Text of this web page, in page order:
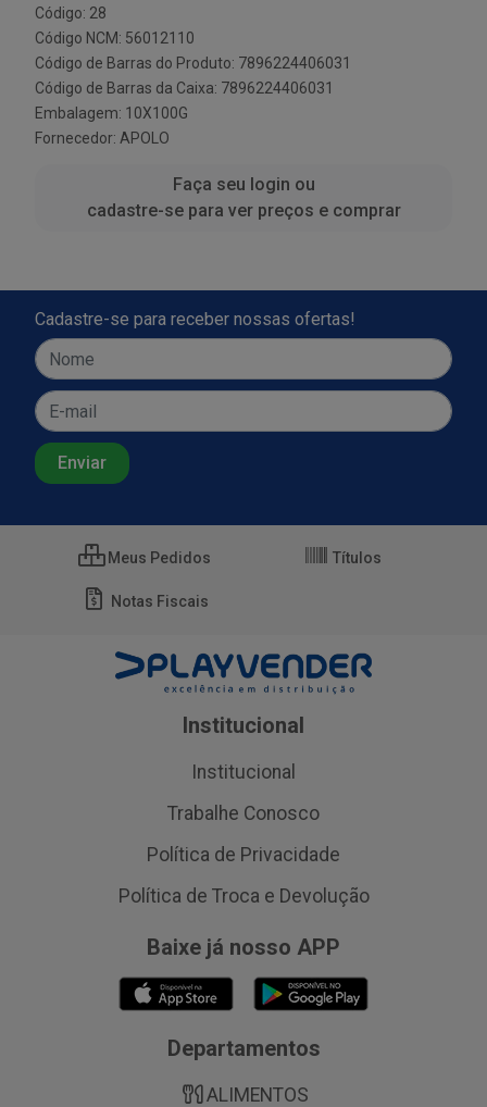
Código: 28
Código NCM: 56012110
Código de Barras do Produto: 7896224406031
Código de Barras da Caixa: 7896224406031
Embalagem: 10X100G
Fornecedor: APOLO
Faça seu login ou
cadastre-se para ver preços e comprar
Cadastre-se para receber nossas ofertas!
Meus Pedidos Títulos
Notas Fiscais
Institucional
Institucional
Trabalhe Conosco
Política de Privacidade
Política de Troca e Devolução
Baixe já nosso APP
Departamentos
ALIMENTOS